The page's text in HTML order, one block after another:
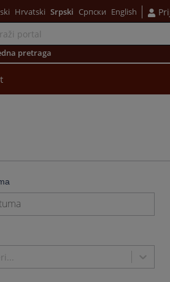
Hrvatski Srpski Српски English
pretraga